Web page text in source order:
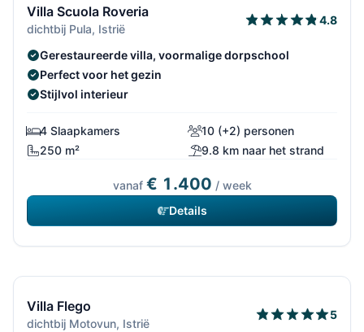
Villa Scuola Roveria
dichtbij Pula, Istrië
4.8
Gerestaureerde villa, voormalige dorpschool
Perfect voor het gezin
Stijlvol interieur
4 Slaapkamers
10 (+2) personen
250 m²
9.8 km naar het strand
vanaf € 1.400 / week
Details
Villa Flego
dichtbij Motovun, Istrië
5